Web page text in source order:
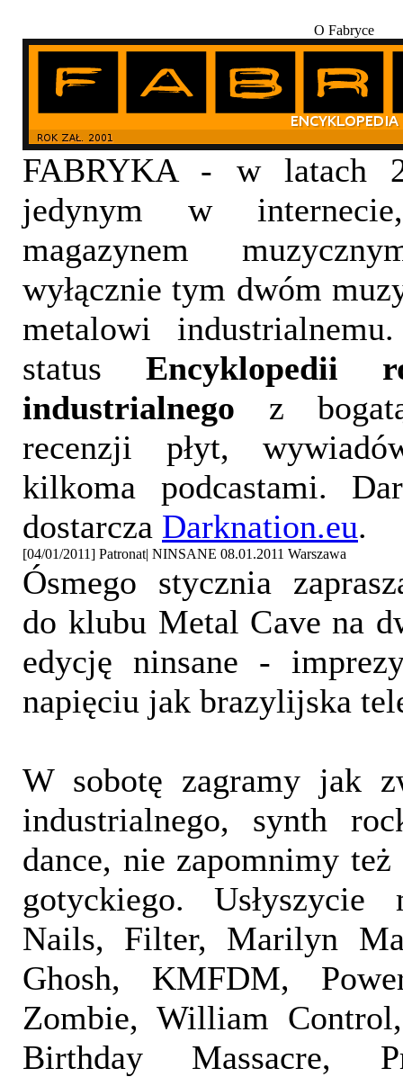
O Fabryce
FABRYKA - w latach
jedynym w
magazynem
wyłącznie tym dwóm
metalowi
status Encyklopedii
industrialnego z
recenzji płyt,
kilkoma podcastami.
dostarcza Darknation.eu.
[04/01/2011] Patronat| NINSANE 08.01.2011 Warszawa
Ósmego stycznia
do klubu Metal Cave na
edycję ninsane -
napięciu jak brazylijska
W sobotę zagramy jak
industrialnego, synth
dance, nie zapomnimy
gotyckiego.
Nails, Filter, Marilyn
Ghosh, KMFDM,
Zombie, William
Birthday Massacre,